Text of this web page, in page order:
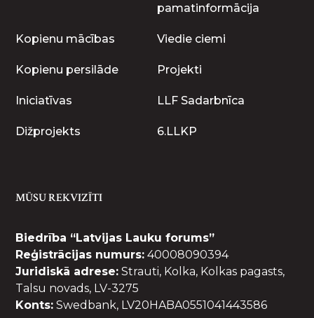
pamatinformācija
Kopienu mācības Viedie ciemi
Kopienu persilāde Projekti
Iniciatīvas LLF Sadarbnīca
Dižprojekts 6.LLKP
MŪSU REKVIZĪTI
Biedrība “Latvijas Lauku forums”
Reģistrācijas numurs: 40008090394
Juridiskā adrese: Strauti, Kolka, Kolkas pagasts,
Talsu novads, LV-3275
Konts: Swedbank, LV20HABA0551041443586